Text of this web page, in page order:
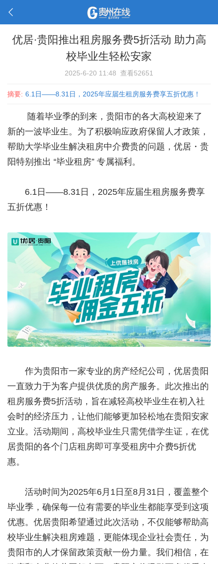
优居·贵阳推出租房服务费5折活动 助力高
校毕业生轻松安家
2025-6-20 11:48 查看52651
摘要: 6.1日——8.31日，2025年应届生租房服务费享五折优惠！
随着毕业季的到来，贵阳市的各大高校迎来了
新的一波毕业生。为了积极响应政府保留人才政策，
帮助大学毕业生解决租房中介费贵的问题，优居・贵
阳特别推出 “毕业租房” 专属福利。
6.1日——8.31日，2025年应届生租房服务费享
五折优惠！
作为贵阳市一家专业的房产经纪公司，优居贵阳
一直致力于为客户提供优质的房产服务。此次推出的
租房服务费5折活动，旨在减轻高校毕业生在初入社
会时的经济压力，让他们能够更加轻松地在贵阳安家
立业。活动期间，高校毕业生只需凭借学生证，在优
居贵阳的各个门店租房即可享受租房中介费5折优
惠。
活动时间为2025年6月1日至8月31日，覆盖整个
毕业季，确保每一位有需要的毕业生都能享受到这项
优惠。优居贵阳希望通过此次活动，不仅能够帮助高
校毕业生解决租房难题，更能体现企业社会责任，为
贵阳市的人才保留政策贡献一份力量。我们相信，在